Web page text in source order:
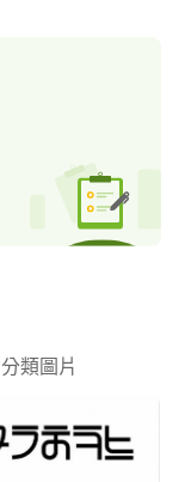
分類圖片